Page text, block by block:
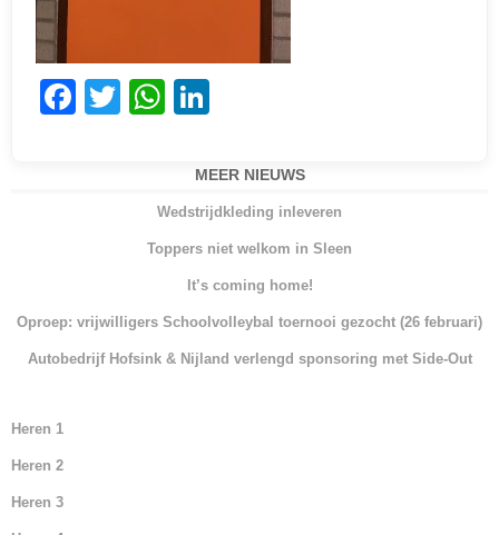
F
o
k
T
W
at
s
A
p
k
e
dI
n
MEER NIEUWS
Wedstrijdkleding inleveren
Toppers niet welkom in Sleen
It’s coming home!
Oproep: vrijwilligers Schoolvolleybal toernooi gezocht (26 februari)
Autobedrijf Hofsink & Nijland verlengd sponsoring met Side-Out
Heren 1
Heren 2
Heren 3